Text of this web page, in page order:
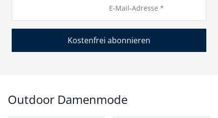
E-Mail-Adresse *
Kostenfrei abonnieren
Outdoor Damenmode